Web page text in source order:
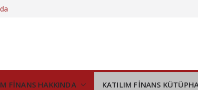
ediyor
FİNANS HAKKINDA KATILIM FİNANS